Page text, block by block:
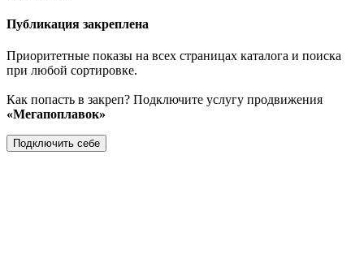
Публикация закреплена
Приоритетные показы на всех страницах каталога и поиска
при любой сортировке.
Как попасть в закреп? Подключите услугу продвижения
«Мегапоплавок»
Подключить себе